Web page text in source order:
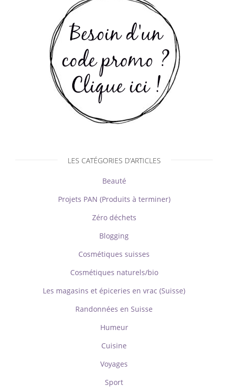
LES CATÉGORIES D’ARTICLES
Beauté
Projets PAN (Produits à terminer)
Zéro déchets
Blogging
Cosmétiques suisses
Cosmétiques naturels/bio
Les magasins et épiceries en vrac (Suisse)
Randonnées en Suisse
Humeur
Cuisine
Voyages
Sport